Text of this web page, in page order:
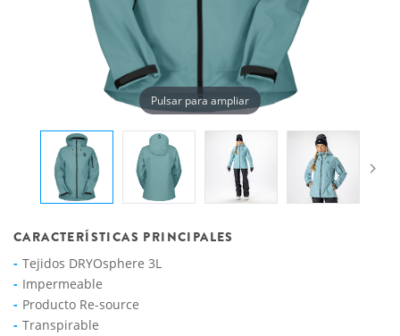
Pulsar para ampliar
CARACTERÍSTICAS PRINCIPALES
Tejidos DRYOsphere 3L
Impermeable
Producto Re-source
Transpirable